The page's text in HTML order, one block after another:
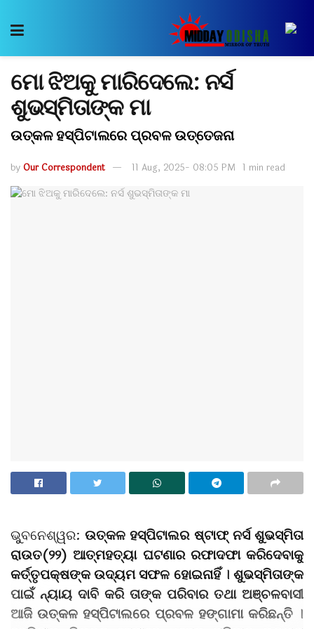
ମୋ ଝିଅକୁ ମାରିଦେଲେ: ନର୍ସ
ଶୁଭସ୍ମିତାଙ୍କ ମା
ଉତ୍କଳ ହସ୍ପିଟାଲରେ ପ୍ରବଳ ଉତ୍ତେଜନା
by Our Correspondent 11 Aug, 2025- 08:05 PM 1 min read
ଭୁୁବନେଶ୍ୱର:ଉତ୍କଳ ହସ୍ପିଟାଲର ଷ୍ଟାଫ୍ ନର୍ସ ଶୁଭସ୍ମିତା
ରାଉତ(୨୨) ଆତ୍ମହତ୍ୟା ଘଟଣାର ରଫାଦଫା କରିଦେବାକୁ
କର୍ତ୍ତୃପକ୍ଷଙ୍କ ଉଦ୍ୟମ ସଫଳ ହୋଇନାହିଁ । ଶୁଭସ୍ମିତାଙ୍କ
ପାଇଁ ନ୍ୟାୟ ଦାବି କରି ତାଙ୍କ ପରିବାର ତଥା ଅଞ୍ଚଳବାସୀ
ଆଜି ଉତ୍କଳ ହସ୍ପିଟାଲରେ ପ୍ରବଳ ହଙ୍ଗାମା କରିଛନ୍ତି ।